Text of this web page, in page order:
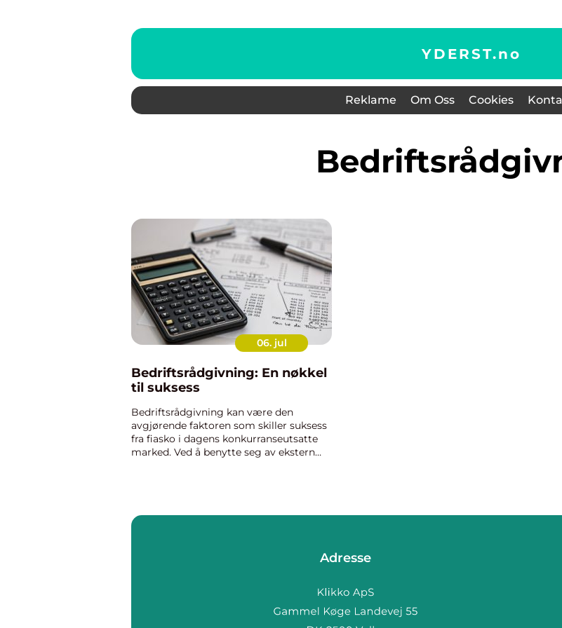
YDERST.no
Reklame Om Oss Cookies
06. jul
Bedriftsrådgivning: En nøkkel
til suksess
Bedriftsrådgivning kan være den
avgjørende faktoren som skiller suksess
fra fiasko i dagens konkurranseutsatte
marked. Ved å benytte seg av ekstern
Adresse